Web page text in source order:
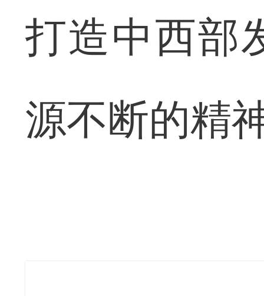
打造中西部
源不断的精